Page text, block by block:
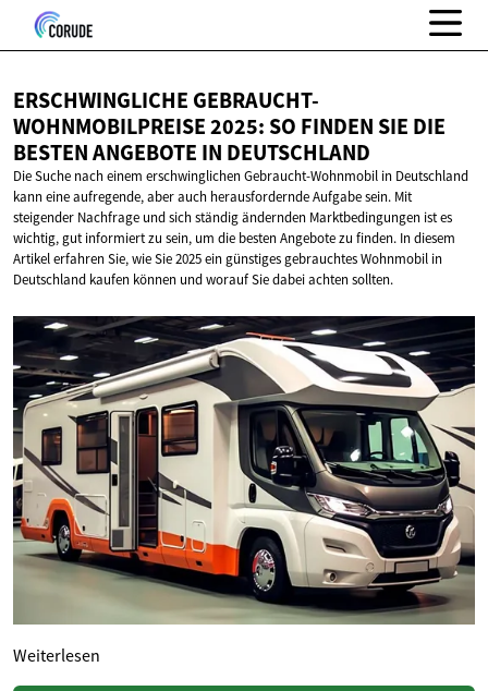
ERSCHWINGLICHE GEBRAUCHT-
WOHNMOBILPREISE 2025: SO FINDEN SIE DIE
BESTEN ANGEBOTE IN DEUTSCHLAND
Die Suche nach einem erschwinglichen Gebraucht-Wohnmobil in Deutschland
kann eine aufregende, aber auch herausfordernde Aufgabe sein. Mit
steigender Nachfrage und sich ständig ändernden Marktbedingungen ist es
wichtig, gut informiert zu sein, um die besten Angebote zu finden. In diesem
Artikel erfahren Sie, wie Sie 2025 ein günstiges gebrauchtes Wohnmobil in
Deutschland kaufen können und worauf Sie dabei achten sollten.
Weiterlesen